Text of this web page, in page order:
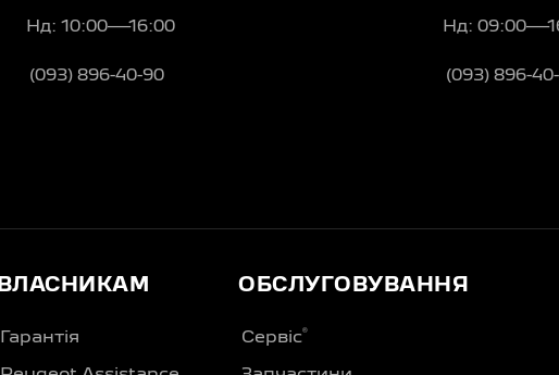
Нд: 10:00—16:00
(093) 896-40-90
Нд:
(093) 896-
ВЛАСНИКАМ
Гарантія
ОБСЛУГОВУВАННЯ
Сервіс®